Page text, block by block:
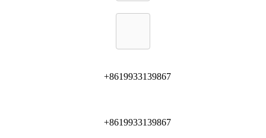
+8619933139867
+8619933139867